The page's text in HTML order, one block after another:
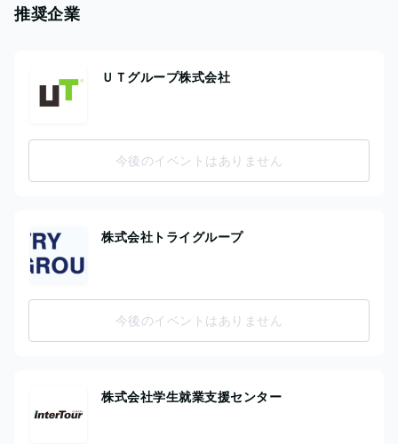
推奨企業
ＵＴグループ株式会社
今後のイベントはありません
株式会社トライグループ
今後のイベントはありません
株式会社学生就業支援センター